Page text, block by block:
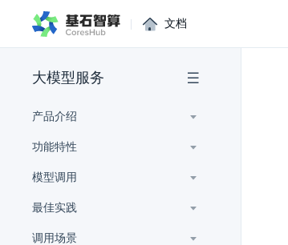
| 文档
大模型服务
产品介绍
功能特性
模型调用
最佳实践
调用场景